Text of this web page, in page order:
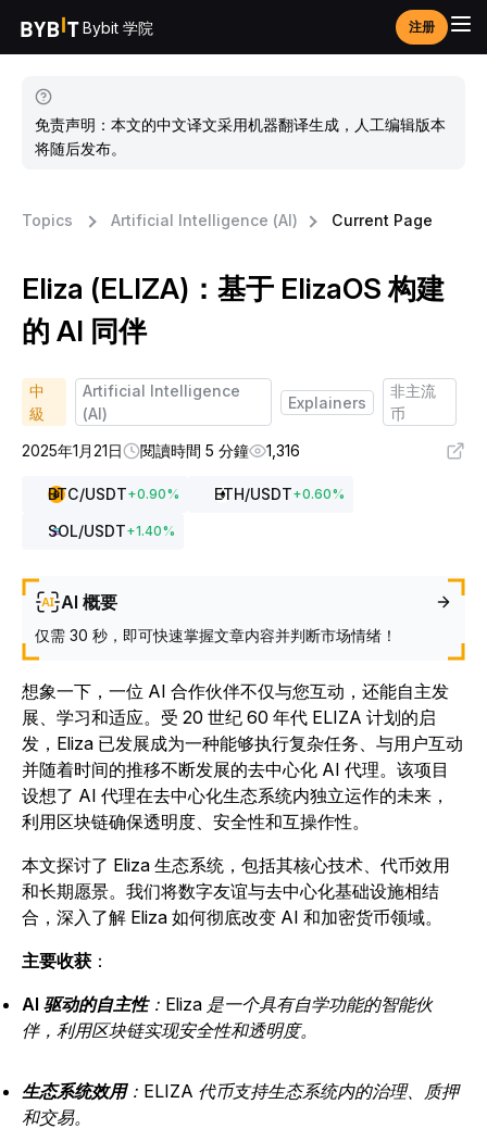
Bybit 学院 注册
免责声明：本文的中文译文采用机器翻译生成，人工编辑版本
将随后发布。
Topics Artificial Intelligence (AI) Current Page
Eliza (ELIZA)：基于 ElizaOS 构建
的 AI 同伴
中
級
Artificial Intelligence
(AI)
Explainers
非主流
币
2025年1月21日
閱讀時間 5 分鐘 1,316
BTC/USDT+0.90% ETH/USDT+0.60%
SOL/USDT+1.40%
AI 概要
仅需 30 秒，即可快速掌握文章内容并判断市场情绪！
想象一下，一位 AI 合作伙伴不仅与您互动，还能自主发
展、学习和适应。受 20 世纪 60 年代 ELIZA 计划的启
发，Eliza 已发展成为一种能够执行复杂任务、与用户互动
并随着时间的推移不断发展的去中心化 AI 代理。该项目
设想了 AI 代理在去中心化生态系统内独立运作的未来，
利用区块链确保透明度、安全性和互操作性。
本文探讨了 Eliza 生态系统，包括其核心技术、代币效用
和长期愿景。我们将数字友谊与去中心化基础设施相结
合，深入了解 Eliza 如何彻底改变 AI 和加密货币领域。
主要收获 ：
AI 驱动的自主性：Eliza 是一个具有自学功能的智能伙
伴，利用区块链实现安全性和透明度。
生态系统效用：ELIZA 代币支持生态系统内的治理、质押
和交易。